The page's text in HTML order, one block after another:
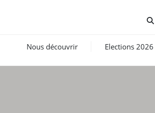
Nous découvrir Elections 2026